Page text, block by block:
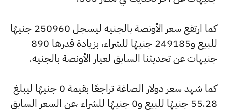
كما ارتفع سعر الأونصة بالجنيه ليسجل 250960 جنيهًا
للبيع و249185 جنيهًا للشراء، بزيادة قدرها 890
جنيهات عن تحديثنا السابق لعيار الأونصة بالجنيه.
كما شهد سعر دولار الصاغة تراجعًا بقيمة 0 جنيهًا ليبلغ
55.28 جنيهًا للبيع و0 جنيهًا للشراء ،عن السعر السابق